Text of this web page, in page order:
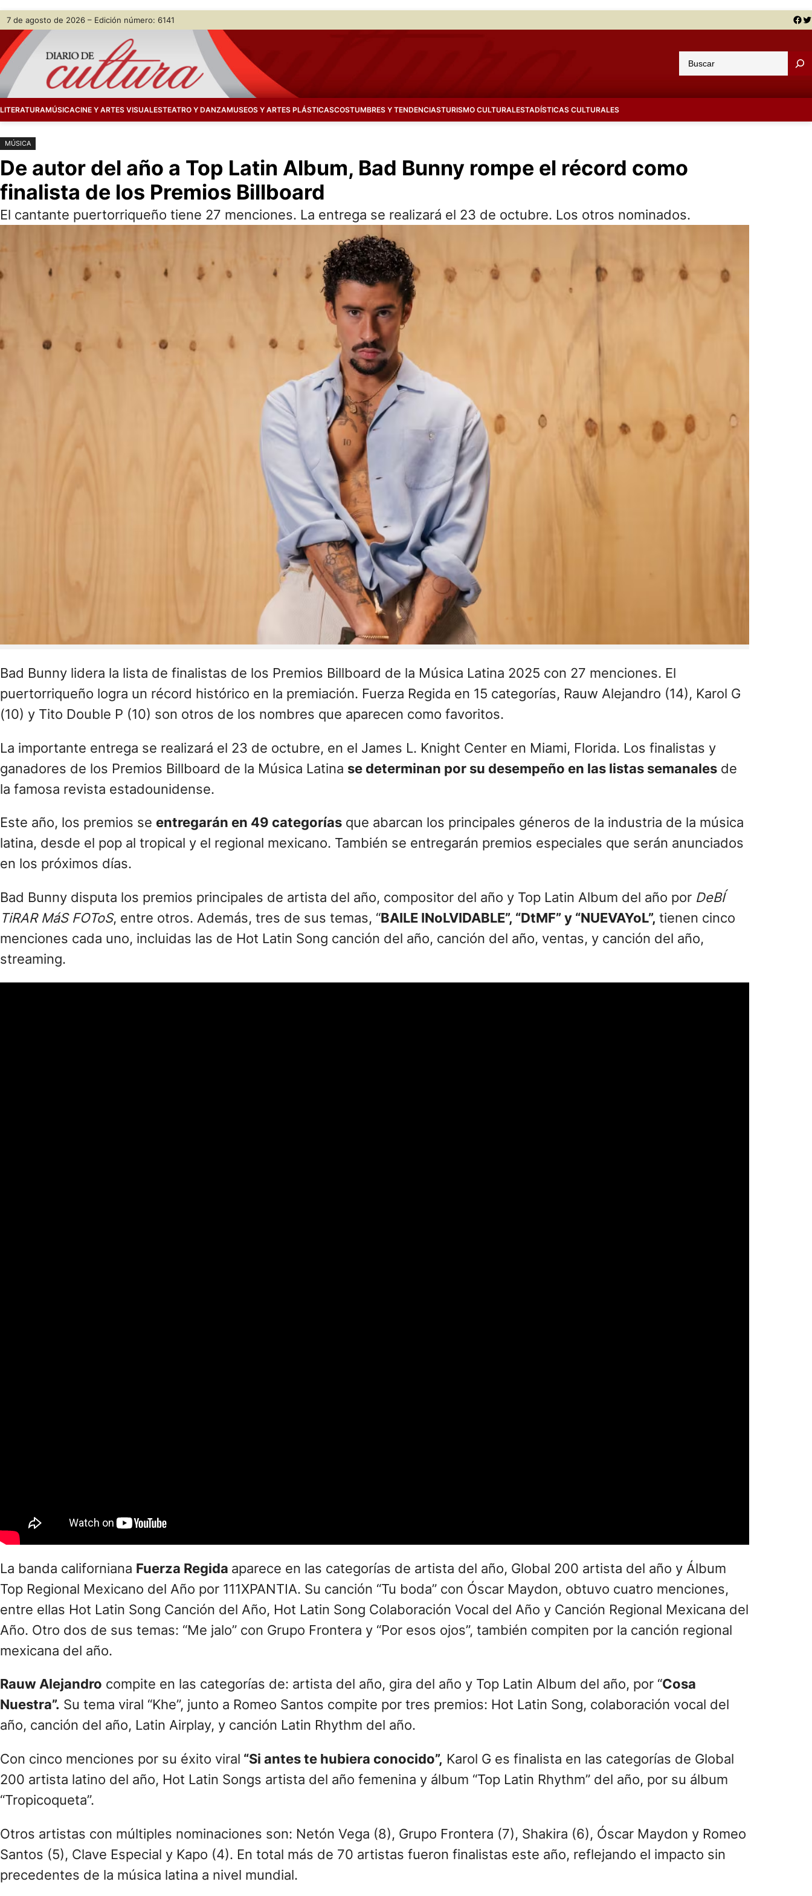
Saltar
contenido
Skip
content
7 de agosto de 2026 – Edición número: 6141 Facebook Twitter
u
a
LITERATURAMÚSICACINE Y ARTES VISUALESTEATRO Y DANZAMUSEOS Y ARTES PLÁSTICASCOSTUMBRES Y TENDENCIASTURISMO CULTURALESTADÍSTICAS CULTURALES
MÚSICA
De autor del año a Top Latin Album, Bad Bunny rompe el récord como
finalista de los Premios Billboard
El cantante puertorriqueño tiene 27 menciones. La entrega se realizará el 23 de octubre. Los otros nominados.
Bad Bunny lidera la lista de finalistas de los Premios Billboard de la Música Latina 2025 con 27 menciones. El
puertorriqueño logra un récord histórico en la premiación. Fuerza Regida en 15 categorías, Rauw Alejandro (14), Karol G
(10) y Tito Double P (10) son otros de los nombres que aparecen como favoritos.
La importante entrega se realizará el 23 de octubre, en el James L. Knight Center en Miami, Florida. Los finalistas y
ganadores de los Premios Billboard de la Música Latina se determinan por su desempeño en las listas semanales de
la famosa revista estadounidense.
Este año, los premios se entregarán en 49 categorías que abarcan los principales géneros de la industria de la música
latina, desde el pop al tropical y el regional mexicano. También se entregarán premios especiales que serán anunciados
en los próximos días.
Bad Bunny disputa los premios principales de artista del año, compositor del año y Top Latin Album del año por DeBÍ
TiRAR MáS FOToS, entre otros. Además, tres de sus temas, “BAILE INoLVIDABLE”, “DtMF” y “NUEVAYoL”, tienen cinco
menciones cada uno, incluidas las de Hot Latin Song canción del año, canción del año, ventas, y canción del año,
streaming.
La banda californiana Fuerza Regida aparece en las categorías de artista del año, Global 200 artista del año y Álbum
Top Regional Mexicano del Año por 111XPANTIA. Su canción “Tu boda” con Óscar Maydon, obtuvo cuatro menciones,
entre ellas Hot Latin Song Canción del Año, Hot Latin Song Colaboración Vocal del Año y Canción Regional Mexicana del
Año. Otro dos de sus temas: “Me jalo” con Grupo Frontera y “Por esos ojos”, también compiten por la canción regional
mexicana del año.
Rauw Alejandro compite en las categorías de: artista del año, gira del año y Top Latin Album del año, por “Cosa
Nuestra”. Su tema viral “Khe”, junto a Romeo Santos compite por tres premios: Hot Latin Song, colaboración vocal del
año, canción del año, Latin Airplay, y canción Latin Rhythm del año.
Con cinco menciones por su éxito viral “Si antes te hubiera conocido”, Karol G es finalista en las categorías de Global
200 artista latino del año, Hot Latin Songs artista del año femenina y álbum “Top Latin Rhythm” del año, por su álbum
“Tropicoqueta”.
Otros artistas con múltiples nominaciones son: Netón Vega (8), Grupo Frontera (7), Shakira (6), Óscar Maydon y Romeo
Santos (5), Clave Especial y Kapo (4). En total más de 70 artistas fueron finalistas este año, reflejando el impacto sin
precedentes de la música latina a nivel mundial.